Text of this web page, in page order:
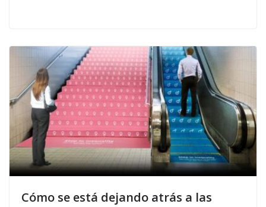
Cómo se está dejando atrás a las